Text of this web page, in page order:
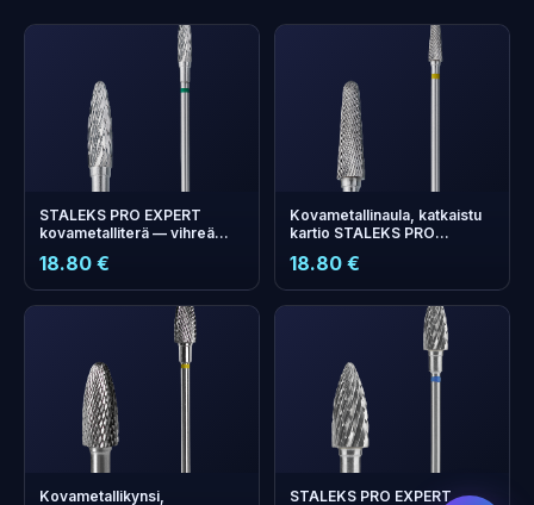
STALEKS PRO EXPERT
kovametalliterä — vihreä
18.80 €
Kovametallinaula, katkaistu
kartio STALEKS PRO
hieno (keltainen)
18.80 €
Kovametallikynsi, STALEKS PRO EXPERT
bonus points
Collect and save on your